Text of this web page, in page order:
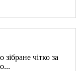
чітко за